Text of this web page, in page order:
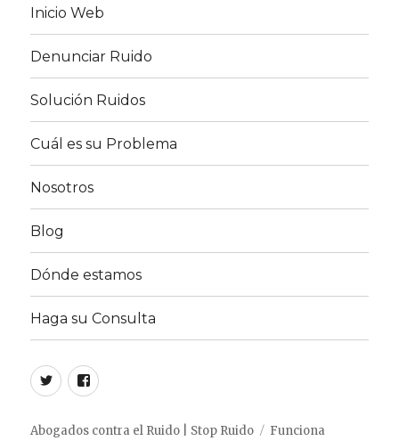
Inicio Web
Denunciar Ruido
Solución Ruidos
Cuál es su Problema
Nosotros
Blog
Dónde estamos
Haga su Consulta
TwitterFacebook
Abogados contra el Ruido | Stop Ruido Funciona